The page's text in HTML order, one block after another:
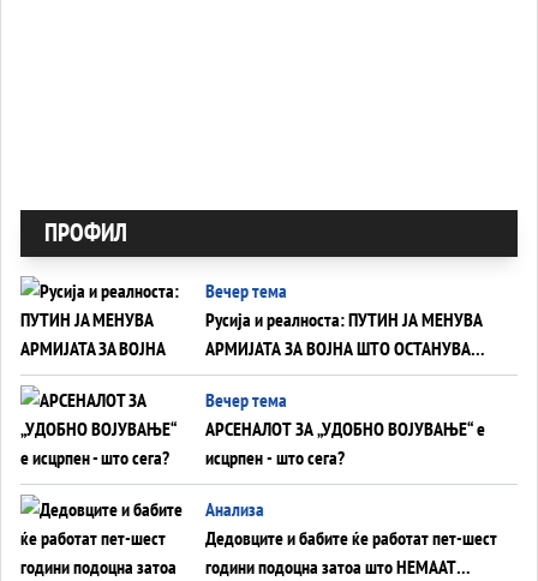
ПРОФИЛ
Вечер тема
Русија и реалноста: ПУТИН ЈА МЕНУВА
АРМИЈАТА ЗА ВОЈНА ШТО ОСТАНУВА
БЕЗ ФРОНТ
Вечер тема
АРСЕНАЛОТ ЗА „УДОБНО ВОЈУВАЊЕ“ е
исцрпен - што сега?
Анализа
Дедовците и бабите ќе работат пет-шест
години подоцна затоа што НЕМААТ